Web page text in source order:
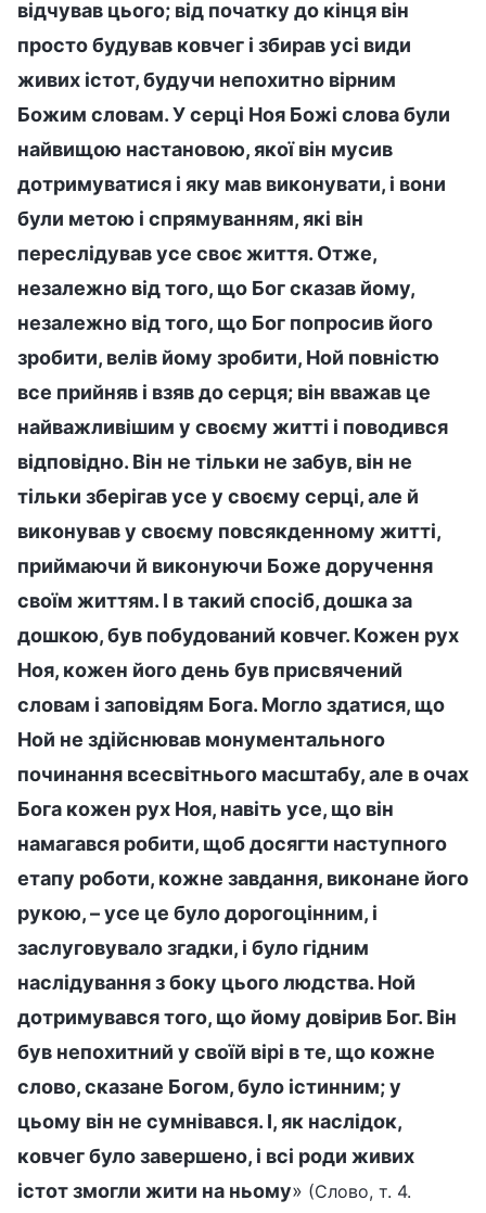
відчував цього; від початку до кінця він
просто будував ковчег і збирав усі види
живих істот, будучи непохитно вірним
Божим словам. У серці Ноя Божі слова були
найвищою настановою, якої він мусив
дотримуватися і яку мав виконувати, і вони
були метою і спрямуванням, які він
переслідував усе своє життя. Отже,
незалежно від того, що Бог сказав йому,
незалежно від того, що Бог попросив його
зробити, велів йому зробити, Ной повністю
все прийняв і взяв до серця; він вважав це
найважливішим у своєму житті і поводився
відповідно. Він не тільки не забув, він не
тільки зберігав усе у своєму серці, але й
виконував у своєму повсякденному житті,
приймаючи й виконуючи Боже доручення
своїм життям. І в такий спосіб, дошка за
дошкою, був побудований ковчег. Кожен рух
Ноя, кожен його день був присвячений
словам і заповідям Бога. Могло здатися, що
Ной не здійснював монументального
починання всесвітнього масштабу, але в очах
Бога кожен рух Ноя, навіть усе, що він
намагався робити, щоб досягти наступного
етапу роботи, кожне завдання, виконане його
рукою, – усе це було дорогоцінним, і
заслуговувало згадки, і було гідним
наслідування з боку цього людства. Ной
дотримувався того, що йому довірив Бог. Він
був непохитний у своїй вірі в те, що кожне
слово, сказане Богом, було істинним; у
цьому він не сумнівався. І, як наслідок,
ковчег було завершено, і всі роди живих
істот змогли жити на ньому» (Слово, т. 4.